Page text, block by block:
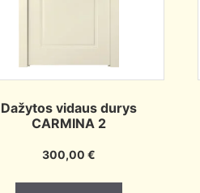
Dažytos vidaus durys
CARMINA 2
300,00 €